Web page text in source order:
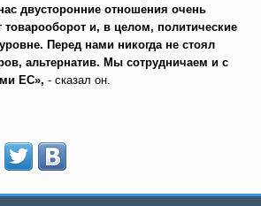
двусторонние отношения очень
товарооборот и, в целом, политические
Перед нами никогда не стоял
альтернатив. Мы сотрудничаем и с
ЕС», - сказал он.